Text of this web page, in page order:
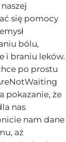
się pomocy
bólu,
i braniu leków.
po prostu
pokazanie, że
nas
nam dane
aż